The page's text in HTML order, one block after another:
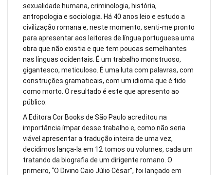
sexualidade humana, criminologia, história,
antropologia e sociologia. Há 40 anos leio e estudo a
civilização romana e, neste momento, senti-me pronto
para apresentar aos leitores de língua portuguesa uma
obra que não existia e que tem poucas semelhantes
nas línguas ocidentais. É um trabalho monstruoso,
gigantesco, meticuloso. É uma luta com palavras, com
construções gramaticais, com um idioma que é tido
como morto. O resultado é este que apresento ao
público.
A Editora Cor Books de São Paulo acreditou na
importância ímpar desse trabalho e, como não seria
viável apresentar a tradução inteira de uma vez,
decidimos lança-la em 12 tomos ou volumes, cada um
tratando da biografia de um dirigente romano. O
primeiro, “O Divino Caio Júlio César”, foi lançado em